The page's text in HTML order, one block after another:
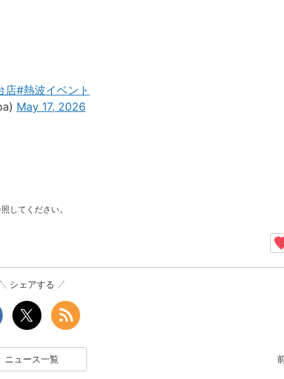
店#熱波イベント
May 17, 2026
してください。
シェアする
ニュース一覧